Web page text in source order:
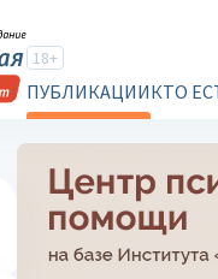
18+
ПУБЛИКАЦИИКТО